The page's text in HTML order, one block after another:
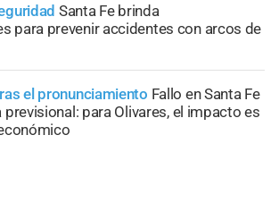
Santa Fe brinda
para prevenir accidentes con arcos de
el pronunciamiento Fallo en Santa Fe
para Olivares, el impacto es